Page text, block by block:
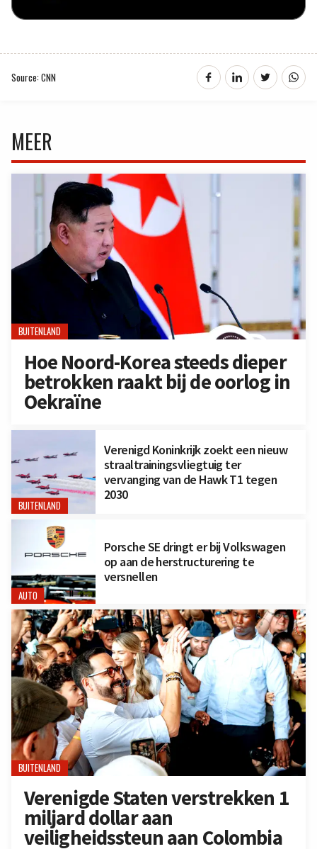
Source: CNN
MEER
BUITENLAND
Hoe Noord-Korea steeds dieper
betrokken raakt bij de oorlog in
Oekraïne
BUITENLAND
Verenigd Koninkrijk zoekt een nieuw
straaltrainingsvliegtuig ter
vervanging van de Hawk T1 tegen
2030
AUTO
Porsche SE dringt er bij Volkswagen
op aan de herstructurering te
versnellen
BUITENLAND
Verenigde Staten verstrekken 1
miljard dollar aan
veiligheidssteun aan Colombia